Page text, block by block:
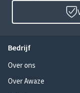
Bedrijf
Over ons
Over Awaze